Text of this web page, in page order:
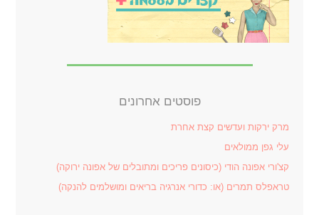
פוסטים אחרונים
מרק ירקות ועדשים קצת אחרת
עלי גפן ממולאים
קצ'ורי אפונה הודי (כיסונים פריכים ומתובלים של אפונה ירוקה)
טראפלס תמרים (או: כדורי אנרגיה בריאים ומושלמים להנקה)